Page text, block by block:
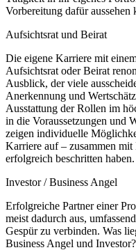
Vorbereitung dafür aussehen
Aufsichtsrat und Beirat
Die eigene Karriere mit
Aufsichtsrat oder Beirat
Ausblick, der viele
Anerkennung und
Ausstattung der Rollen im
in die Voraussetzungen und
zeigen individuelle
Karriere auf – zusammen
erfolgreich beschritten haben.
Investor / Business Angel
Erfolgreiche Partner einer
meist dadurch aus,
Gespür zu verbinden. Was
Business Angel und